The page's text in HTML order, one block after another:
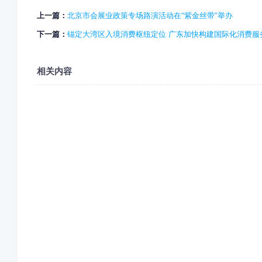
上一篇： 北京市会展业政策专场路演活动在“紫金丝带”举办
下一篇： 锚定大湾区入境消费枢纽定位 广东加快构建国际化消费服
相关内容